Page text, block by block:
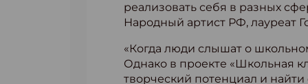
реализовать себя в разных
Народный артист РФ, лауреат
«Когда люди слышат о
Однако в проекте «Школьная
творческий потенциал и найти